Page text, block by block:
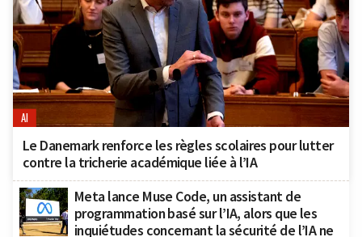
AI
Le Danemark renforce les règles scolaires pour lutter
contre la tricherie académique liée à l’IA
Meta lance Muse Code, un assistant de
programmation basé sur l’IA, alors que les
inquiétudes concernant la sécurité de l’IA ne